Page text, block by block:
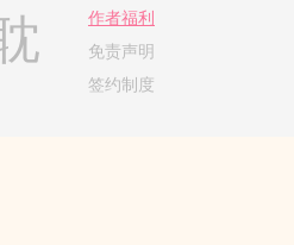
作者福利
免责声明
签约制度